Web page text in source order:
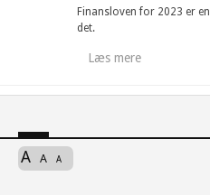
Finansloven for 2023 er
det.
Læs mere
A A A